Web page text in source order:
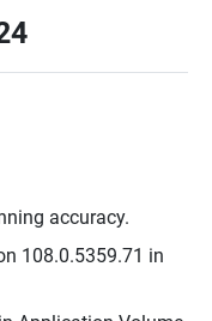
accuracy.
108.0.5359.71 in